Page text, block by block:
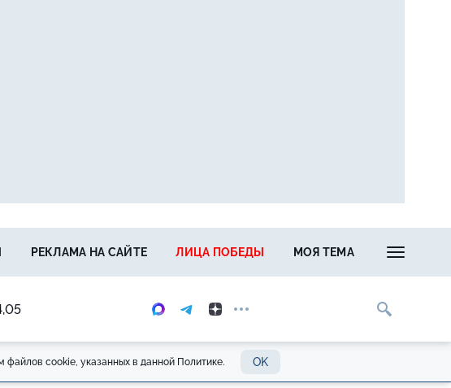
РЕКЛАМА НА САЙТЕ ЛИЦА ПОБЕДЫ МОЯ ТЕМА
файлов cookie, указанных в данной Политике. OK